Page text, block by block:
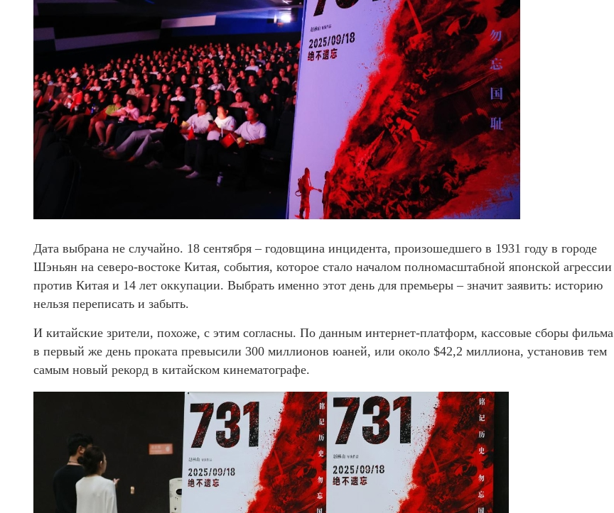
Дата выбрана не случайно. 18 сентября – годовщина инцидента, произошедшего в 1931 году в городе
Шэньян на северо-востоке Китая, события, которое стало началом полномасштабной японской агрессии
против Китая и 14 лет оккупации. Выбрать именно этот день для премьеры – значит заявить: историю
нельзя переписать и забыть.
И китайские зрители, похоже, с этим согласны. По данным интернет-платформ, кассовые сборы фильма
в первый же день проката превысили 300 миллионов юаней, или около $42,2 миллиона, установив тем
самым новый рекорд в китайском кинематографе.